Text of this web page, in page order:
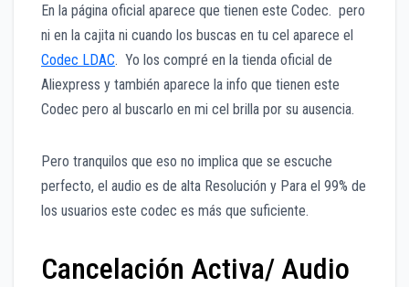
En la página oficial aparece que tienen este Codec. pero
ni en la cajita ni cuando los buscas en tu cel aparece el
Codec LDAC. Yo los compré en la tienda oficial de
Aliexpress y también aparece la info que tienen este
Codec pero al buscarlo en mi cel brilla por su ausencia.
Pero tranquilos que eso no implica que se escuche
perfecto, el audio es de alta Resolución y Para el 99% de
los usuarios este codec es más que suficiente.
Cancelación Activa/ Audio